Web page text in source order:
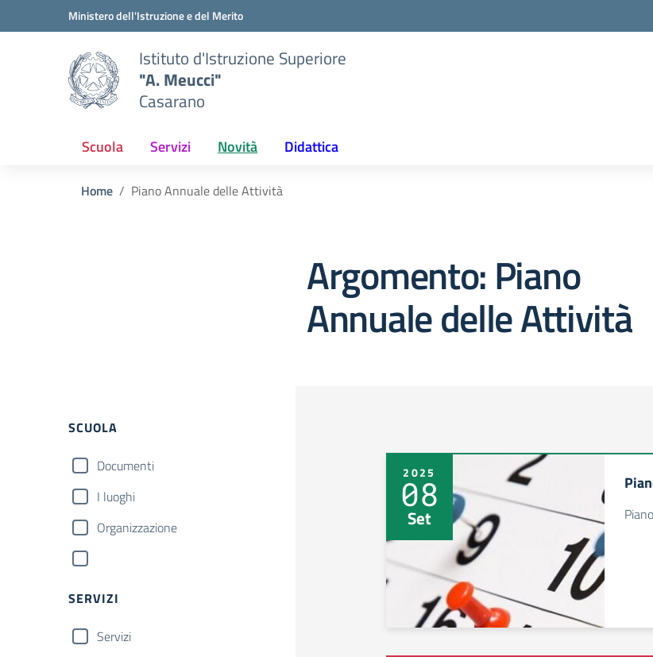
Vai ai contenuti
Vai al menu di navigazioneMinistero dell'Istruzione e del Merito
Istituto d'Istruzione Superiore
"A. Meucci"
Casarano
Scuola Servizi Novità Didattica
Home Piano Annuale delle Attività
Argomento: Piano
Annuale delle Attività
SCUOLA
Documenti
I luoghi
Organizzazione
SERVIZI
Servizi
2025
08
Set